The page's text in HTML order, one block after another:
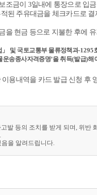
조금이 3일내에 통장으로 입금
된 주유대금을 체크카드로
현금 등으로 지불한 후에
」 및 국토교통부 물류정책과-1295
운송종사자격증명’을 취득(발급)해
용내역을 카드 발급 신청 후
발 등의 조치를 받게 되며, 위반
을 알려드립니다.